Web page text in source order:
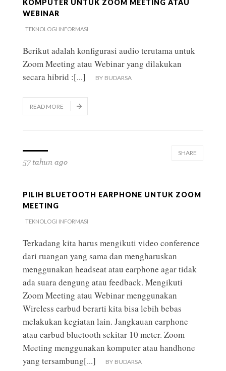
KOMPUTER UNTUK ZOOM MEETING ATAU
WEBINAR
TEKNOLOGI INFORMASI
Berikut adalah konfigurasi audio terutama untuk
Zoom Meeting atau Webinar yang dilakukan
secara hibrid :[...] BY BUDARSA
READ MORE
57 tahun ago
SHARE
PILIH BLUETOOTH EARPHONE UNTUK ZOOM
MEETING
TEKNOLOGI INFORMASI
Terkadang kita harus mengikuti video conference
dari ruangan yang sama dan mengharuskan
menggunakan headseat atau earphone agar tidak
ada suara dengung atau feedback. Mengikuti
Zoom Meeting atau Webinar menggunakan
Wireless earbud berarti kita bisa lebih bebas
melakukan kegiatan lain. Jangkauan earphone
atau earbud bluetooth sekitar 10 meter. Zoom
Meeting menggunakan komputer atau handhone
yang tersambung[...] BY BUDARSA